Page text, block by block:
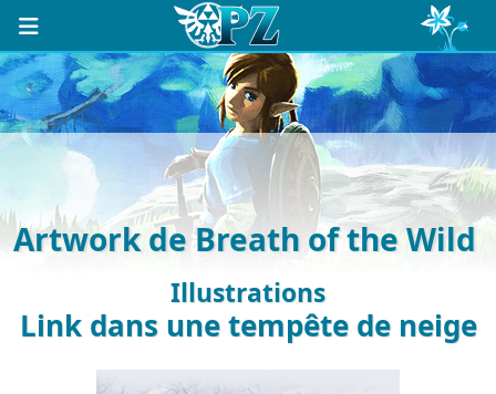
Artwork de Breath of the Wild
Illustrations
Link dans une tempête de neige